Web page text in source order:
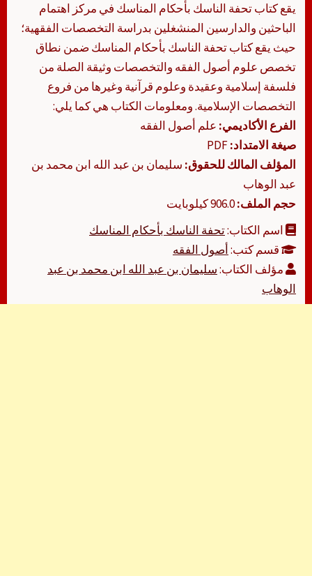
يقع كتاب تحفة الناسك بأحكام المناسك في مركز اهتمام
الباحثين والدارسين المنشغلين بدراسة التخصصات الفقهية؛
حيث يقع كتاب تحفة الناسك بأحكام المناسك ضمن نطاق
تخصص علوم أصول الفقه والتخصصات وثيقة الصلة من
فلسفة إسلامية وعقيدة وعلوم قرآنية وغيرها من فروع
التخصصات الإسلامية. ومعلومات الكتاب هي كما يلي:
الفرع الأكاديمي: علم أصول الفقه
صيغة الامتداد:
المؤلف المالك للحقوق: سليمان بن عبد الله ابن محمد بن
عبد الوهاب
حجم الملف:906.0 كيلوبايت
اسم الكتاب:تحفة الناسك بأحكام المناسك
قسم كتب:أصول الفقه
مؤلف الكتاب:سليمان بن عبد الله ابن محمد بن عبد
الوهاب